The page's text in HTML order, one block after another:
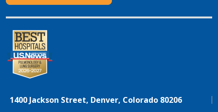
1400 Jackson Street, Denver, Colorado 80206